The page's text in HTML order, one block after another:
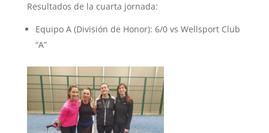
Resultados de la cuarta jornada:
Equipo A (División de Honor): 6/0 vs Wellsport Club
“A”